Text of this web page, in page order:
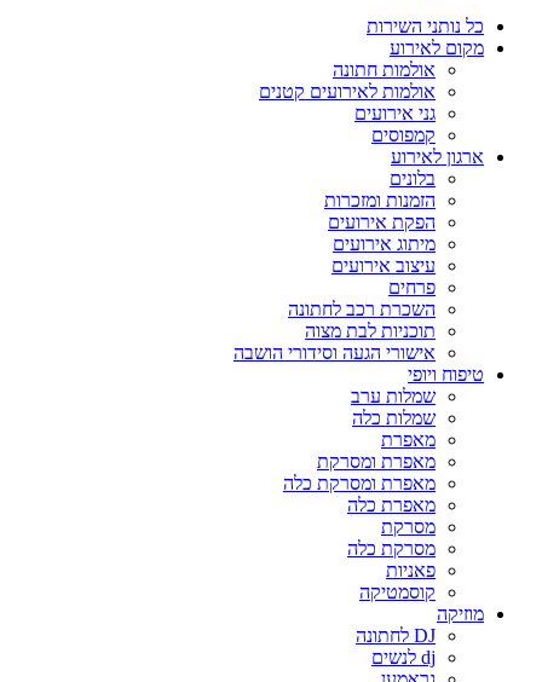
כל נותני השירות
מקום לאירוע
אולמות חתונה
אולמות לאירועים קטנים
גני אירועים
קמפוסים
ארגון לאירוע
בלונים
הזמנות ומזכרות
הפקת אירועים
מיתוג אירועים
עיצוב אירועים
פרחים
השכרת רכב לחתונה
תוכניות לבת מצוה
אישורי הגעה וסידורי הושבה
טיפוח ויופי
שמלות ערב
שמלות כלה
מאפרת
מאפרת ומסרקת
מאפרת ומסרקת כלה
מאפרת כלה
מסרקת
מסרקת כלה
פאניות
קוסמטיקה
מוזיקה
DJ לחתונה
dj לנשים